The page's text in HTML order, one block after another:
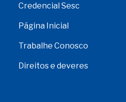
Credencial Sesc
Página Inicial
Trabalhe Conosco
Direitos e deveres